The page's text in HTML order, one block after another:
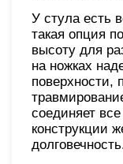
У стула есть
такая опция
высоту для
на ножках
поверхности,
соединяет
конструкции